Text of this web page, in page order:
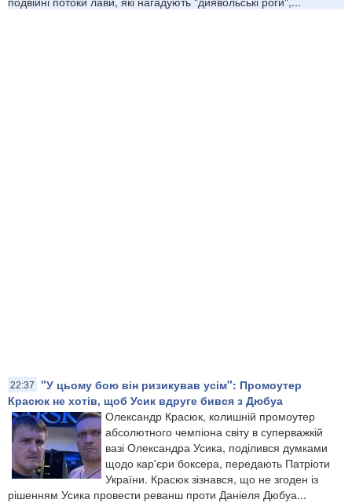
22:37
"У цьому бою він ризикував усім": Промоутер
Красюк не хотів, щоб Усик вдруге бився з Дюбуа
Олександр Красюк, колишній промоутер
абсолютного чемпіона світу в суперважкій
вазі Олександра Усика, поділився думками
щодо кар'єри боксера, передають Патріоти
України. Красюк зізнався, що не згоден із
рішенням Усика провести реванш проти Даніеля Дюбуа...